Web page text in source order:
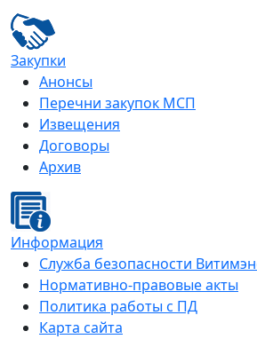
Закупки
Анонсы
Перечни закупок МСП
Извещения
Договоры
Архив
Информация
Служба безопасности
Нормативно-правовые акты
Политика работы с ПД
Карта сайта